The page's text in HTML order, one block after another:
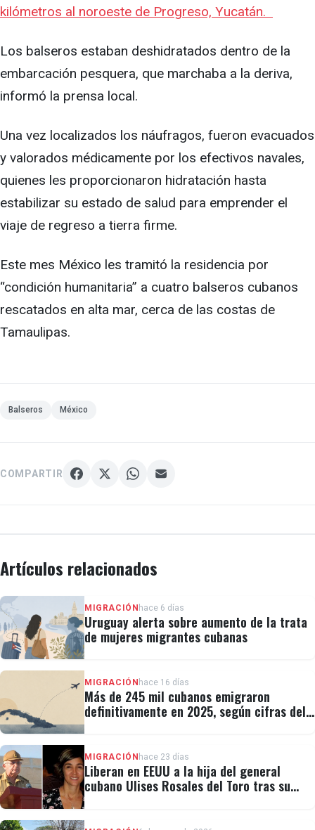
kilómetros al noroeste de Progreso, Yucatán.
Los balseros estaban deshidratados dentro de la
embarcación pesquera, que marchaba a la deriva,
informó la prensa local.
Una vez localizados los náufragos, fueron evacuados
y valorados médicamente por los efectivos navales,
quienes les proporcionaron hidratación hasta
estabilizar su estado de salud para emprender el
viaje de regreso a tierra firme.
Este mes México les tramitó la residencia por
“condición humanitaria” a cuatro balseros cubanos
rescatados en alta mar, cerca de las costas de
Tamaulipas.
Balseros México
COMPARTIR
Artículos relacionados
MIGRACIÓN hace 6 días
Uruguay alerta sobre aumento de la trata
de mujeres migrantes cubanas
MIGRACIÓN hace 16 días
Más de 245 mil cubanos emigraron
definitivamente en 2025, según cifras del
MIGRACIÓN hace 23 días
Liberan en EEUU a la hija del general
cubano Ulises Rosales del Toro tras su